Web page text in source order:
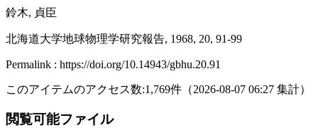
鈴木, 貞臣
北海道大学地球物理学研究報告, 1968, 20, 91-99
Permalink : https://doi.org/10.14943/gbhu.20.91
このアイテムのアクセス数:1,769件 （2026-08-07 06:27 集計）
閲覧可能ファイル